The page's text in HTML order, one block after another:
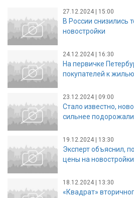
27.12.2024 | 15:00
В России снизились
новостройки
24.12.2024 | 16:30
На первичке
покупателей к
23.12.2024 | 09:00
Стало известно,
сильнее
19.12.2024 | 13:30
Эксперт объяснил,
цены на новостройки
18.12.2024 | 13:30
«Квадрат»